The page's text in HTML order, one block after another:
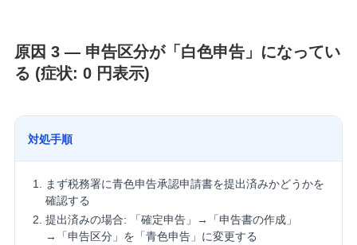
原因 3 — 申告区分が「白色申告」になってい
る (症状: 0 円表示)
対処手順
まず税務署に青色申告承認申請書を提出済みかどうかを
確認する
提出済みの場合: 「確定申告」→「申告書の作成」
→「申告区分」を「青色申告」に変更する